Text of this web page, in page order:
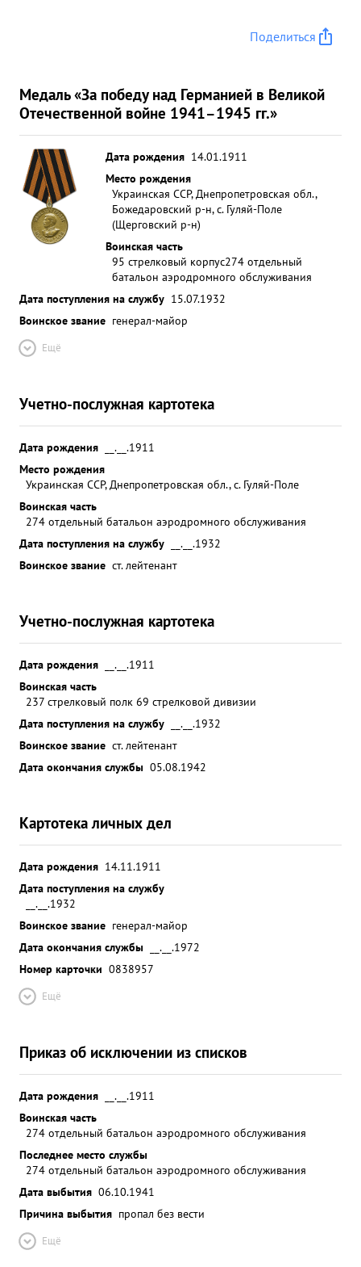
Поделиться
Медаль «За победу над Германией в Великой
Отечественной войне 1941–1945 гг.»
Дата рождения 14.01.1911
Место рождения
Украинская ССР, Днепропетровская обл.,
Божедаровский р-н, с. Гуляй-Поле
(Щерговский р-н)
Воинская часть
95 стрелковый корпус274 отдельный
батальон аэродромного обслуживания
Дата поступления на службу 15.07.1932
Воинское звание генерал-майор
Ещё
Учетно-послужная картотека
Дата рождения
__.__.1911
Место рождения
Украинская ССР, Днепропетровская обл., с. Гуляй-Поле
Воинская часть
274 отдельный батальон аэродромного обслуживания
Дата поступления на службу
__.__.1932
Воинское звание ст. лейтенант
Учетно-послужная картотека
Дата рождения
__.__.1911
Воинская часть
237 стрелковый полк 69 стрелковой дивизии
Дата поступления на службу
__.__.1932
Воинское звание ст. лейтенант
Дата окончания службы 05.08.1942
Картотека личных дел
Дата рождения 14.11.1911
Дата поступления на службу
__.__.1932
Воинское звание генерал-майор
Дата окончания службы
__.__.1972
Номер карточки 0838957
Ещё
Приказ об исключении из списков
Дата рождения
__.__.1911
Воинская часть
274 отдельный батальон аэродромного обслуживания
Последнее место службы
274 отдельный батальон аэродромного обслуживания
Дата выбытия 06.10.1941
Причина выбытия пропал без вести
Ещё